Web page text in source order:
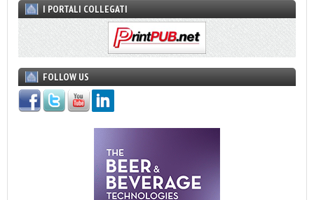
I PORTALI COLLEGATI
FOLLOW US